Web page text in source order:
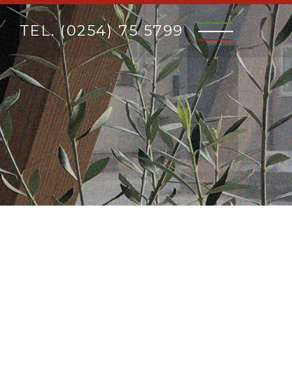
TEL. (0254) 75 5799